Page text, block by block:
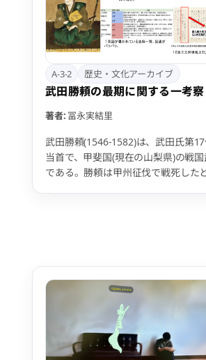
価では、地域資源への新たな関心や
獲得、印象的な景観体験が確認され
特に柑橘の多様性や方言の理解など
身者であっても新たな発見があった
べており、学習的効果と地域愛着の喚
が期待できる。今後は多様な対象での
量的評価やUI改善を行い、地域に貢献
きるシリアスゲーム活用の可能性を広
A-3-2 歴史・文化アーカイブ
武田勝頼の最期に関する一考察
著者: 冨永実結里
武田勝頼(1546-1582)は、武田氏第
当首で、甲斐国(現在の山梨県)の戦
である。勝頼は甲州征伐で戦死した
土記』『武田三代軍記』『甲陽軍鑑
自害と書いてあるものが甲乱記、理
記、三河物語であり、改正三河後風土
以外は情報の出所の明記なく、勝頼の
期が華々しく描き過ぎな程描かれてい
る。しかし、改正三河後風土記は情
出所を明記した上で「勝頼は大した